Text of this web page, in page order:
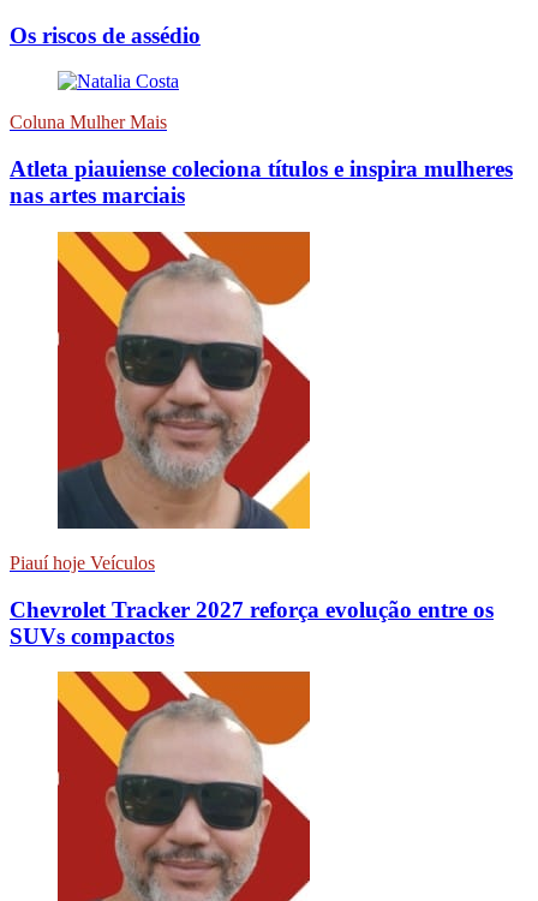
Os riscos de assédio
Coluna Mulher Mais
Atleta piauiense coleciona títulos e inspira mulheres
nas artes marciais
Piauí hoje Veículos
Chevrolet Tracker 2027 reforça evolução entre os
SUVs compactos